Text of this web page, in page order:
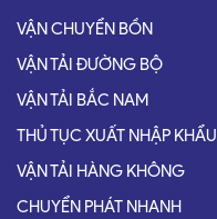
VẬN CHUYỂN BỒN
VẬN TẢI ĐƯỜNG BỘ
VẬN TẢI BẮC NAM
THỦ TỤC XUẤT NHẬP KHẨU
VẬN TẢI HÀNG KHÔNG
CHUYỂN PHÁT NHANH